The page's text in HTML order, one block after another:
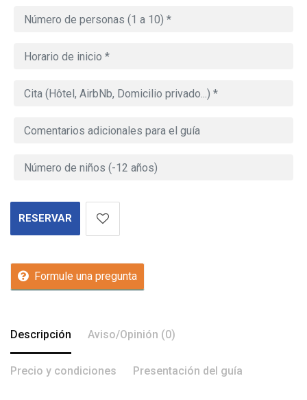
RESERVAR
Formule una pregunta
Descripción Aviso/Opinión (0)
Precio y condiciones Presentación del guía